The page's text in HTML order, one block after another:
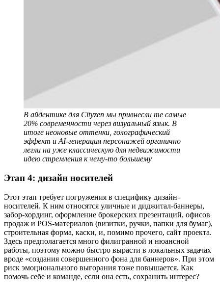
В айдентике для Cityzen мы привнесли те самые
20% современности через визуальный язык. В
итоге неоновые оттенки, голографический
эффект и AI-генерация персонажей органично
легли на уже классическую для недвижимости
идею стремления к чему-то большему
Этап 4: дизайн носителей
Этот этап требует погружения в специфику дизайн-
носителей. К ним относятся уличные и диджитал-баннеры,
забор-хординг, оформление брокерских презентаций, офисов
продаж и POS-материалов (визитки, ручки, папки для бумаг),
строительная форма, каски, и, помимо прочего, сайт проекта.
Здесь предполагается много филигранной и нюансной
работы, поэтому можно быстро вырасти в локальных задачах
вроде «создания совершенного фона для баннеров». При этом
риск эмоционального выгорания тоже повышается. Как
помочь себе и команде, если она есть, сохранить интерес?